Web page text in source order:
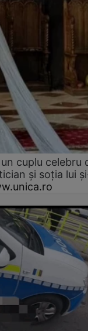
cuplu celebru
și soția lui